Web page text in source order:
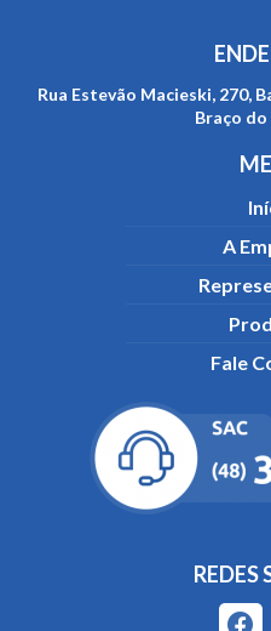
Rua Estevão Macieski, 270,
Braço
A
Fale
REDES